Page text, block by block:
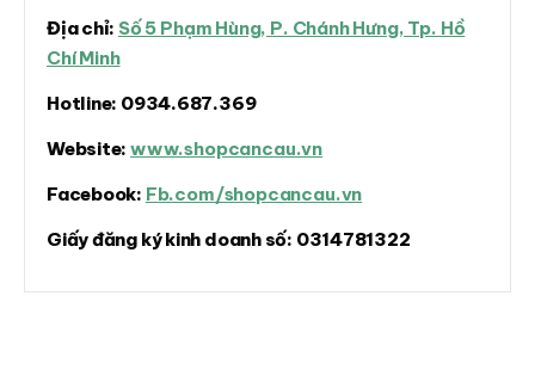
Địa chỉ: Số 5 Phạm Hùng, P. Chánh Hưng, Tp. Hồ
Chí Minh
Hotline: 0934.687.369
Website: www.shopcancau.vn
Facebook: Fb.com/shopcancau.vn
Giấy đăng ký kinh doanh số: 0314781322